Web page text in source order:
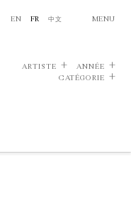
EN FR 中文 MENU
ARTISTE
ANNÉE
CATÉGORIE